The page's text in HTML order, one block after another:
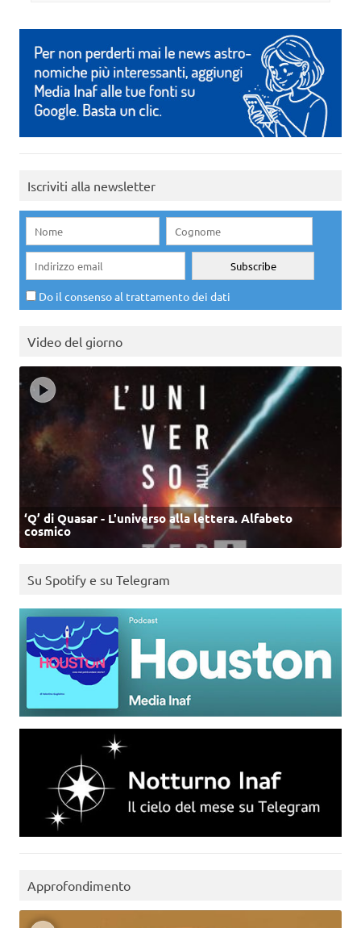
Iscriviti alla newsletter
Do il consenso al trattamento dei dati
Video del giorno
‘Q’ di Quasar - L'universo alla lettera. Alfabeto
cosmico
Su Spotify e su Telegram
Approfondimento